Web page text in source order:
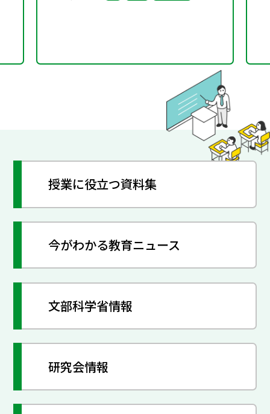
授業に役立つ資料集
今がわかる教育ニュース
文部科学省情報
研究会情報